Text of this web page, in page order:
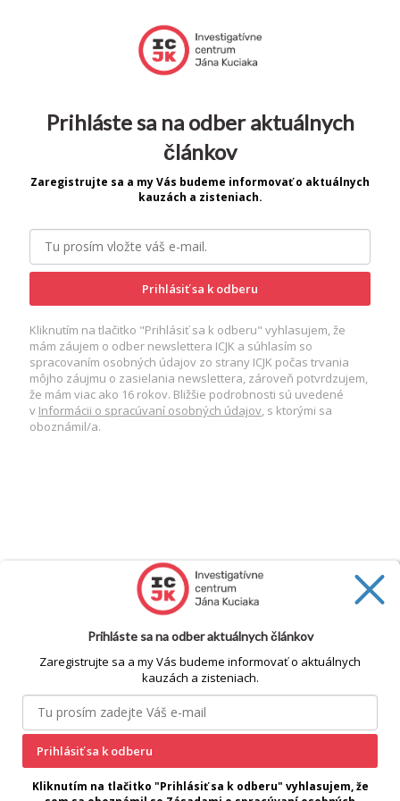
cookie
Prihláste sa na odber aktuálnych
článkov
Zaregistrujte sa a my Vás budeme informovať o aktuálnych
kauzách a zisteniach.
Prihlásiť sa k odberu
Kliknutím na tlačitko "Prihlásiť sa k odberu" vyhlasujem, že
mám záujem o odber newslettera ICJK a súhlasím so
spracovaním osobných údajov zo strany ICJK počas trvania
môjho záujmu o zasielania newslettera, zároveň potvrdzujem,
že mám viac ako 16 rokov. Bližšie podrobnosti sú uvedené
v Informácii o spracúvaní osobných údajov, s ktorými sa
oboznámil/a.
Prihláste sa na odber aktuálnych článkov
Zaregistrujte sa a my Vás budeme informovať o aktuálnych
kauzách a zisteniach.
Prihlásiť sa k odberu
Kliknutím na tlačitko "Prihlásiť sa k odberu" vyhlasujem, že